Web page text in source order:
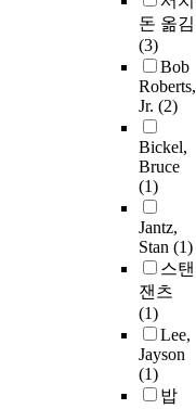
돈 옮김
(3)
Bob
Roberts,
Jr. (2)
Bickel,
Bruce
(1)
Jantz,
Stan (1)
스탠
잰츠
(1)
Lee,
Jayson
(1)
밥